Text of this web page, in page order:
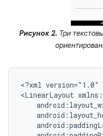
Рисунок 2. Три
<?xml version="1.0"
<LinearLayout